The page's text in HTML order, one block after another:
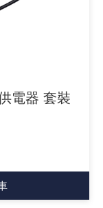
電器 套裝